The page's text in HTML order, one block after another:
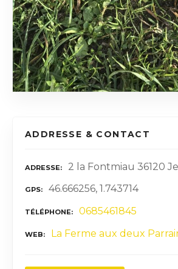
ADDRESSE & CONTACT
ADRESSE 2 la Fontmiau 36120
GPS 46.666256, 1.743714
TÉLÉPHONE 0685461845
WEB La Ferme aux deux